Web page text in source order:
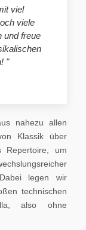
viel
viele
und freue
"
nahezu allen
Klassik über
Repertoire, um
legen wir
technischen
also ohne